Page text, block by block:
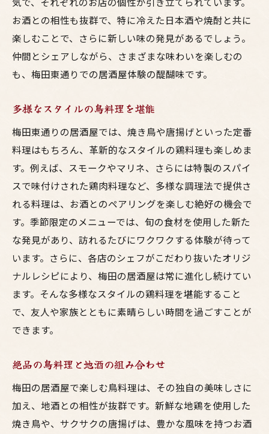
お酒との相性も抜群で、特に冷えた日本酒や焼酎と共に
楽しむことで、さらに新しい味の発見があるでしょう。
仲間とシェアしながら、さまざまな味わいを楽しむの
も、梅田東通りでの居酒屋体験の醍醐味です。
多様なスタイルの鳥料理を堪能
梅田東通りの居酒屋では、焼き鳥や唐揚げといった定番
料理はもちろん、革新的なスタイルの鶏料理も楽しめま
す。例えば、スモークやマリネ、さらには特製のスパイ
スで味付けされた鶏肉料理など、多様な調理法で提供さ
れる料理は、お酒とのペアリングを楽しむ絶好の機会で
す。季節限定のメニューでは、旬の食材を使用した新た
な発見があり、訪れるたびにワクワクする体験が待って
います。さらに、各店のシェフがこだわり抜いたオリジ
ナルレシピにより、梅田の居酒屋は常に進化し続けてい
ます。そんな多様なスタイルの鶏料理を堪能すること
で、友人や家族とともに素晴らしい時間を過ごすことが
できます。
絶品の鳥料理と地酒の組み合わせ
梅田の居酒屋で楽しむ鳥料理は、その独自の美味しさに
加え、地酒との相性が抜群です。新鮮な地鶏を使用した
焼き鳥や、サクサクの唐揚げは、豊かな風味を持つお酒